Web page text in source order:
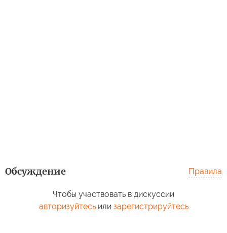
Обсуждение Правила
Чтобы участвовать в дискуссии
авторизуйтесьили зарегистрируйтесь